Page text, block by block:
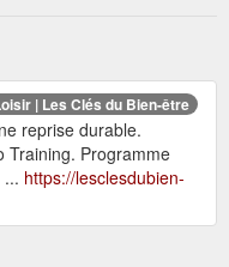
| Les Clés du Bien-être
reprise durable.
Training. Programme
https://lesclesdubien-